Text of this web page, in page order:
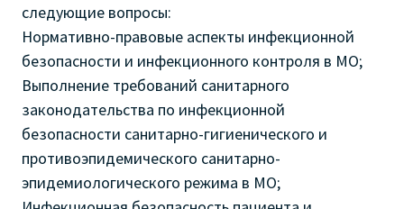
следующие вопросы:
Нормативно-правовые аспекты инфекционной
безопасности и инфекционного контроля в МО;
Выполнение требований санитарного
законодательства по инфекционной
безопасности санитарно-гигиенического и
противоэпидемического санитарно-
эпидемиологического режима в МО;